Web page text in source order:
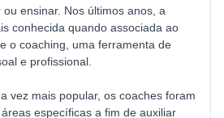
ensinar. Nos últimos anos, a
conhecida quando associada ao
o coaching, uma ferramenta de
e profissional.
vez mais popular, os coaches foram
específicas a fim de auxiliar